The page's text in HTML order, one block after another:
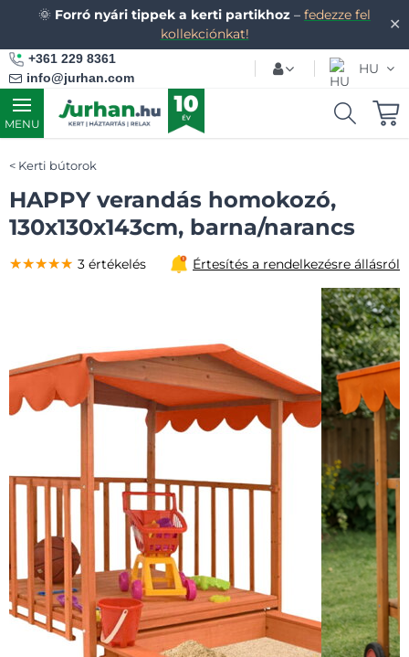
✕
🌞 Forró nyári tippek a kerti partikhoz – fedezze fel
kollekciónkat!
+361 229 8361
info@jurhan.com
HU
MENU
Kerti bútorok
HAPPY verandás homokozó,
130x130x143cm, barna/narancs
★★★★★
★★★★★
★★★★★ 3 értékelés Értesítés a rendelkezésre állásról